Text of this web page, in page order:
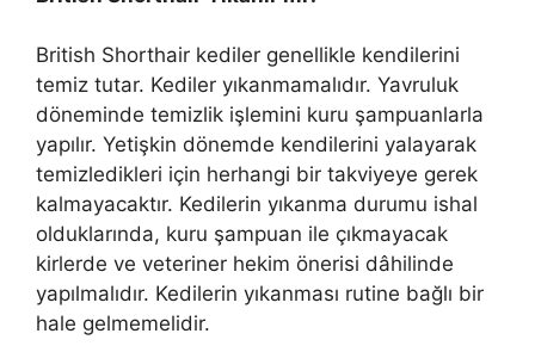
British Shorthair kediler genellikle kendilerini
temiz tutar. Kediler yıkanmamalıdır. Yavruluk
döneminde temizlik işlemini kuru şampuanlarla
yapılır. Yetişkin dönemde kendilerini yalayarak
temizledikleri için herhangi bir takviyeye gerek
kalmayacaktır. Kedilerin yıkanma durumu ishal
olduklarında, kuru şampuan ile çıkmayacak
kirlerde ve veteriner hekim önerisi dâhilinde
yapılmalıdır. Kedilerin yıkanması rutine bağlı bir
hale gelmemelidir.